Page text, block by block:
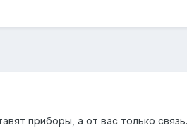
приборы, а от вас только